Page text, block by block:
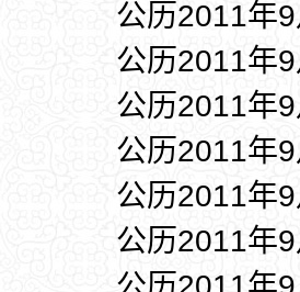
公历2011年
公历2011年
公历2011年
公历2011年
公历2011年
公历2011年